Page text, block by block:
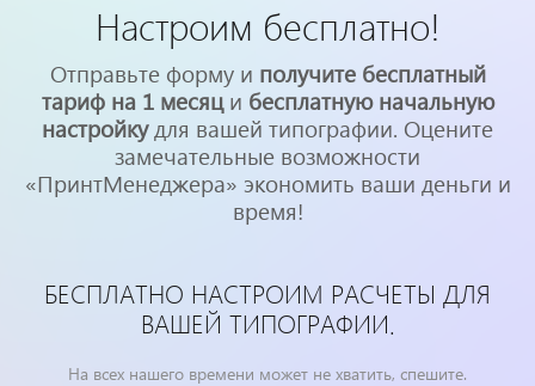
Настроим бесплатно!
Отправьте форму и получите бесплатный
тариф на 1 месяци бесплатную начальную
настройкудля вашей типографии. Оцените
замечательные возможности
«ПринтМенеджера» экономить ваши деньги и
время!
БЕСПЛАТНО НАСТРОИМ РАСЧЕТЫ ДЛЯ
ВАШЕЙ ТИПОГРАФИИ.
На всех нашего времени может не хватить, спешите.